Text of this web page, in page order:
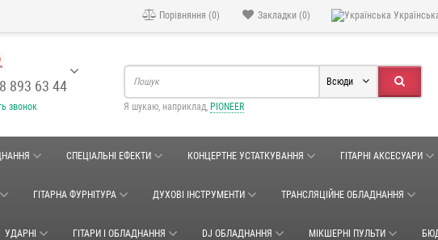
Закладки (0)
Порівняння (0)
893 63 44
звонок
Всюди
Я шукаю, наприклад, PIONEER
СПЕЦІАЛЬНІ ЕФЕКТИ КОНЦЕРТНЕ УСТАТКУВАННЯ ГІТАРНІ АКСЕСУАРИ
ГІТАРНА ФУРНІТУРА ДУХОВІ ІНСТРУМЕНТИ ТРАНСЛЯЦІЙНЕ ОБЛАДНАННЯ
УДАРНІ ГІТАРИ І ОБЛАДНАННЯ DJ ОБЛАДНАННЯ МІКШЕРНІ ПУЛЬТИ